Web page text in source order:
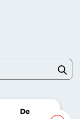
De Cuba, Su